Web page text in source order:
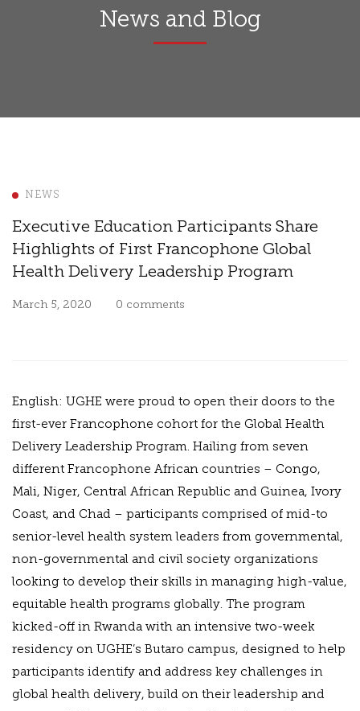
News and Blog
NEWS
Executive Education Participants Share
Highlights of First Francophone Global
Health Delivery Leadership Program
March 5, 2020 0 comments
English: UGHE were proud to open their doors to the
first-ever Francophone cohort for the Global Health
Delivery Leadership Program. Hailing from seven
different Francophone African countries – Congo,
Mali, Niger, Central African Republic and Guinea, Ivory
Coast, and Chad – participants comprised of mid-to
senior-level health system leaders from governmental,
non-governmental and civil society organizations
looking to develop their skills in managing high-value,
equitable health programs globally. The program
kicked-off in Rwanda with an intensive two-week
residency on UGHE’s Butaro campus, designed to help
participants identify and address key challenges in
global health delivery, build on their leadership and